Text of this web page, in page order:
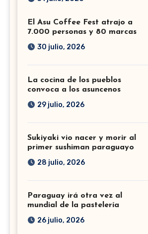
El Asu Coffee Fest atrajo a
7.000 personas y 80 marcas
30 julio, 2026
La cocina de los pueblos
convoca a los asuncenos
29 julio, 2026
Sukiyaki vio nacer y morir al
primer sushiman paraguayo
28 julio, 2026
Paraguay irá otra vez al
mundial de la pastelería
26 julio, 2026